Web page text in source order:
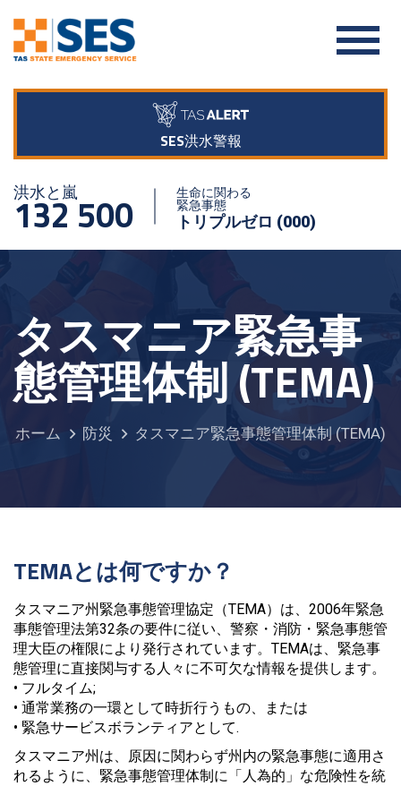
SES洪水警報
洪水と嵐
132 500
生命に関わる
緊急事態
トリプルゼロ (000)
タスマニア緊急事
態管理体制 (TEMA)
ホーム 防災 タスマニア緊急事態管理体制 (TEMA)
TEMAとは何ですか？
タスマニア州緊急事態管理協定（TEMA）は、2006年緊急
事態管理法第32条の要件に従い、警察・消防・緊急事態管
理大臣の権限により発行されています。TEMAは、緊急事
態管理に直接関与する人々に不可欠な情報を提供します。
• フルタイム;
• 通常業務の一環として時折行うもの、または
• 緊急サービスボランティアとして.
タスマニア州は、原因に関わらず州内の緊急事態に適用さ
れるように、緊急事態管理体制に「人為的」な危険性を統